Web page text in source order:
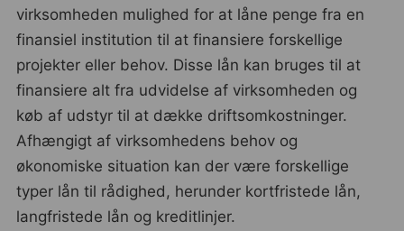
virksomheden mulighed for at låne penge fra en
finansiel institution til at finansiere forskellige
projekter eller behov. Disse lån kan bruges til at
finansiere alt fra udvidelse af virksomheden og
køb af udstyr til at dække driftsomkostninger.
Afhængigt af virksomhedens behov og
økonomiske situation kan der være forskellige
typer lån til rådighed, herunder kortfristede lån,
langfristede lån og kreditlinjer.